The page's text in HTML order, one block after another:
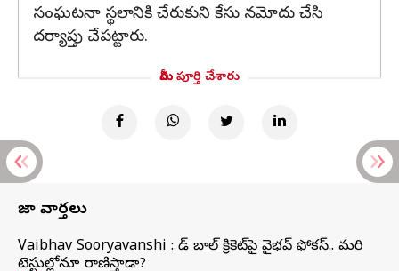
సంఘటనా స్థలానికి చేరుకుని కేసు నమోదు చేసి
దర్యాప్తు చేపట్టారు.
మీరు పూర్తి చేశారు
తాజా వార్తలు
Vaibhav Sooryavanshi : రెడ్ బాల్ క్రికెట్‌పై వైభవ్ ఫోకస్.. మరి
టెస్టుల్లోనూ రాణిస్తాడా?